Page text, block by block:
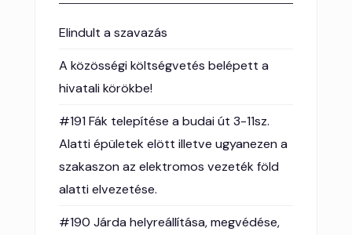
Elindult a szavazás
A közösségi költségvetés belépett a
hivatali körökbe!
#191 Fák telepítése a budai út 3-11sz.
Alatti épületek elött illetve ugyanezen a
szakaszon az elektromos vezeték föld
alatti elvezetése.
#190 Járda helyreállítása, megvédése,